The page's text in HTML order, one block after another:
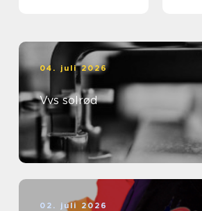
04. juli 2026
Vvs solrød
02. juli 2026